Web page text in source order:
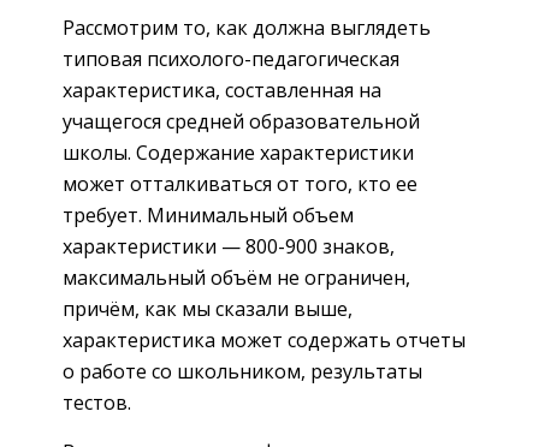
Рассмотрим то, как должна выглядеть
типовая психолого-педагогическая
характеристика, составленная на
учащегося средней образовательной
школы. Содержание характеристики
может отталкиваться от того, кто ее
требует. Минимальный объем
характеристики — 800-900 знаков,
максимальный объём не ограничен,
причём, как мы сказали выше,
характеристика может содержать отчеты
о работе со школьником, результаты
тестов.